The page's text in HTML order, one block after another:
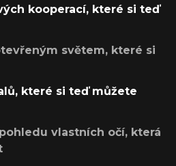
kooperací, které si teď
světem, které si
které si teď můžete
vlastních očí, která